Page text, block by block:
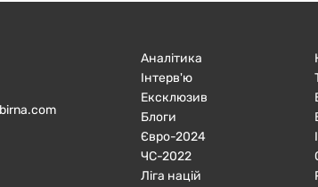
Аналітика
Інтерв'ю
Ексклюзив
Блоги
Євро-2024
ЧC-2022
Ліга націй